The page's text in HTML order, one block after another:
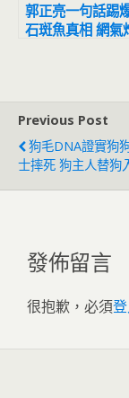
郭正亮一句話踢
石斑魚真相 網氣
Previous Post
狗毛DNA證實狗
士摔死 狗主人替狗
發佈留言
很抱歉，必須